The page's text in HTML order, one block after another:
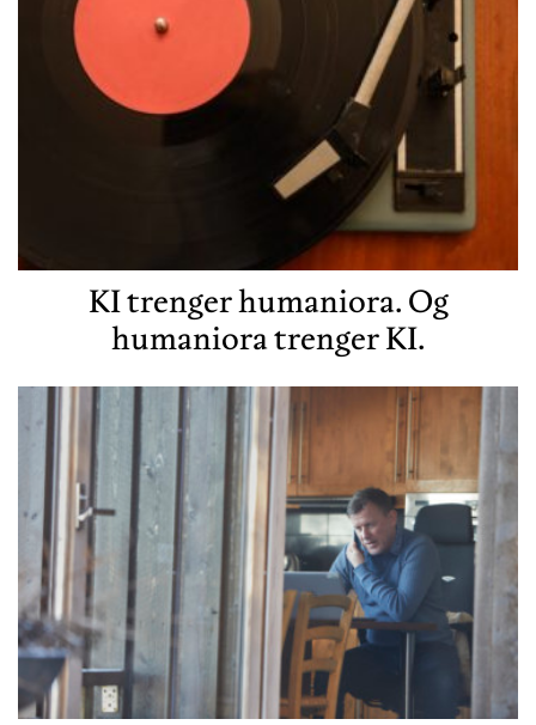
KI trenger humaniora. Og
humaniora trenger KI.